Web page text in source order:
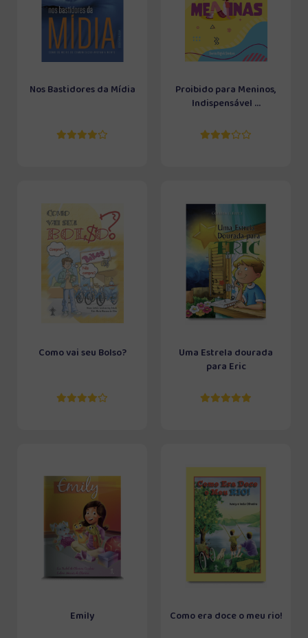
Nos Bastidores da Mídia
Proibido para Meninos,
Indispensável ...
Como vai seu Bolso?
Uma Estrela dourada
para Eric
Emily Como era doce o meu rio!